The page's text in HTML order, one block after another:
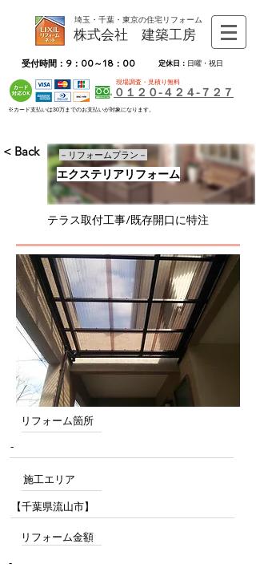
埼玉・千葉・東京の住宅リフォーム
株式会社 建築工房
受付時間：9：00～18：00 定休日： 日曜・祝日
現場調査・見積り無料
０１２０-４２４-７２７
※カード支払いは30万までのお支払いが対象になります。
< Back
エクステリアリフォーム
－リフォームプラン－
テラス取付工事/既存開口に特注
リフォーム箇所
-
施工エリア
【千葉県流山市】
リフォーム金額
-